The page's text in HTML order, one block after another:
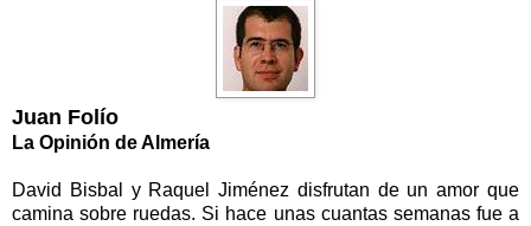
Juan Folío
La Opinión de Almería
David Bisbal y Raquel Jiménez disfrutan de un amor que
camina sobre ruedas. Si hace unas cuantas semanas fue a